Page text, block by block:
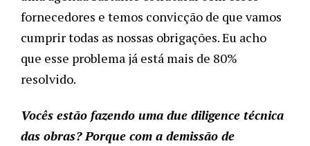
fornecedores e temos convicção de que vamos
cumprir todas as nossas obrigações. Eu acho
que esse problema já está mais de 80%
resolvido.
Vocês estão fazendo uma due diligence técnica
das obras? Porque com a demissão de